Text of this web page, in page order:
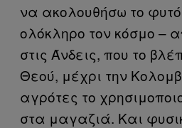
να ακολουθήσω το
ολόκληρο τον κόσμο –
στις Άνδεις, που το
Θεού, μέχρι την
αγρότες το
στα μαγαζιά. Και